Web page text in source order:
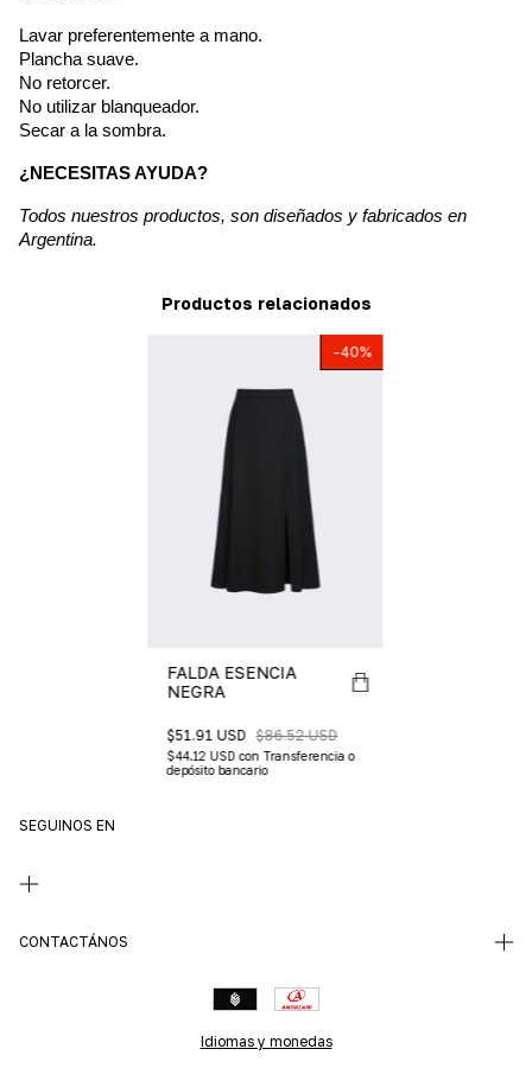
Lavar preferentemente a mano.
Plancha suave.
No retorcer.
No utilizar blanqueador.
Secar a la sombra.
¿NECESITAS AYUDA?
Todos nuestros productos, son diseñados y fabricados en
Argentina.
Productos relacionados
-40%
FALDA ESENCIA
NEGRA
$51.91 USD $86.52 USD
$44.12 USDcon Transferencia o
depósito bancario
SEGUINOS EN
CONTACTÁNOS
Idiomas y monedas